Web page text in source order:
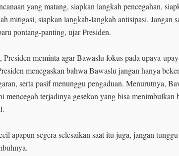
yang matang, siapkan langkah pencegahan,
mitigasi, siapkan langkah-langkah antisipasi. Jangan
pontang-panting, ujar Presiden.
Presiden meminta agar Bawaslu fokus pada upaya-
menegaskan bahwa Bawaslu jangan hanya
serta pasif menunggu pengaduan. Menurutnya,
mencegah terjadinya gesekan yang bisa menimbulkan
apapun segera selesaikan saat itu juga, jangan tunggu